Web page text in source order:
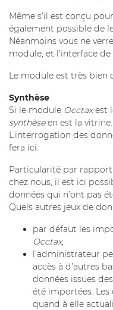
Même s’il est conçu
également possible de
Néanmoins vous ne
module, et l’interface
Le module est très bien
Synthèse
Si le module Occtaxest
synthèseen est la vitrine.
L’interrogation des
fera ici.
Particularité par
chez nous, il est ici
données qui n’ont pas
Quels autres jeux de
par défaut les
Occtax,
l’administrateur
accès à d’autres
données issues
été importées. Les
quand à elle